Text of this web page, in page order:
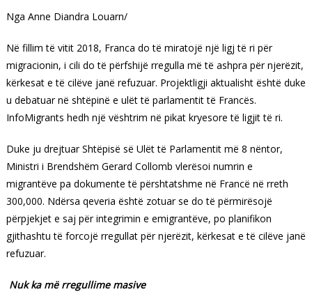
Nga Anne Diandra Louarn/
Në fillim të vitit 2018, Franca do të miratojë një ligj të ri për
migracionin, i cili do të përfshijë rregulla më të ashpra për njerëzit,
kërkesat e të cilëve janë refuzuar. Projektligji aktualisht është duke
u debatuar në shtëpinë e ulët të parlamentit të Francës.
InfoMigrants hedh një vështrim në pikat kryesore të ligjit të ri.
Duke ju drejtuar Shtëpisë së Ulët të Parlamentit më 8 nëntor,
Ministri i Brendshëm Gerard Collomb vlerësoi numrin e
migrantëve pa dokumente të përshtatshme në Francë në rreth
300,000. Ndërsa qeveria është zotuar se do të përmirësojë
përpjekjet e saj për integrimin e emigrantëve, po planifikon
gjithashtu të forcojë rregullat për njerëzit, kërkesat e të cilëve janë
refuzuar.
Nuk ka më rregullime masive